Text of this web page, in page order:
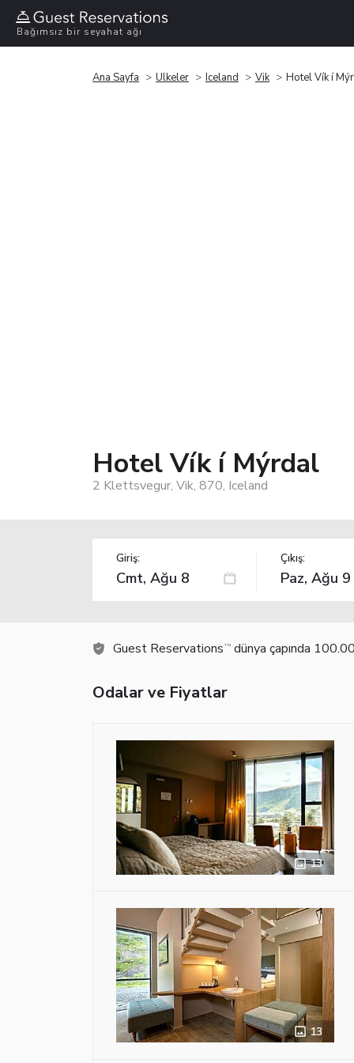
Bağımsız bir seyahat ağı
Ana Sayfa Ülkeler Iceland Vik Hotel Vík í
Hotel Vík í Mýrdal
2 Klettsvegur, Vik, 870, Iceland
Giriş: Çıkış:
Guest Reservations TM dünya çapında
Odalar ve Fiyatlar
13
13